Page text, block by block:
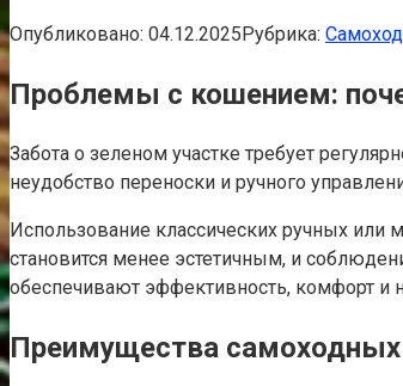
Опубликовано: 04.12.2025Рубрика:
Проблемы с кошением:
Забота о зеленом участке требует
неудобство переноски и ручного
Использование классических ручных или
становится менее эстетичным, и
обеспечивают эффективность, комфорт и
Преимущества самоходных